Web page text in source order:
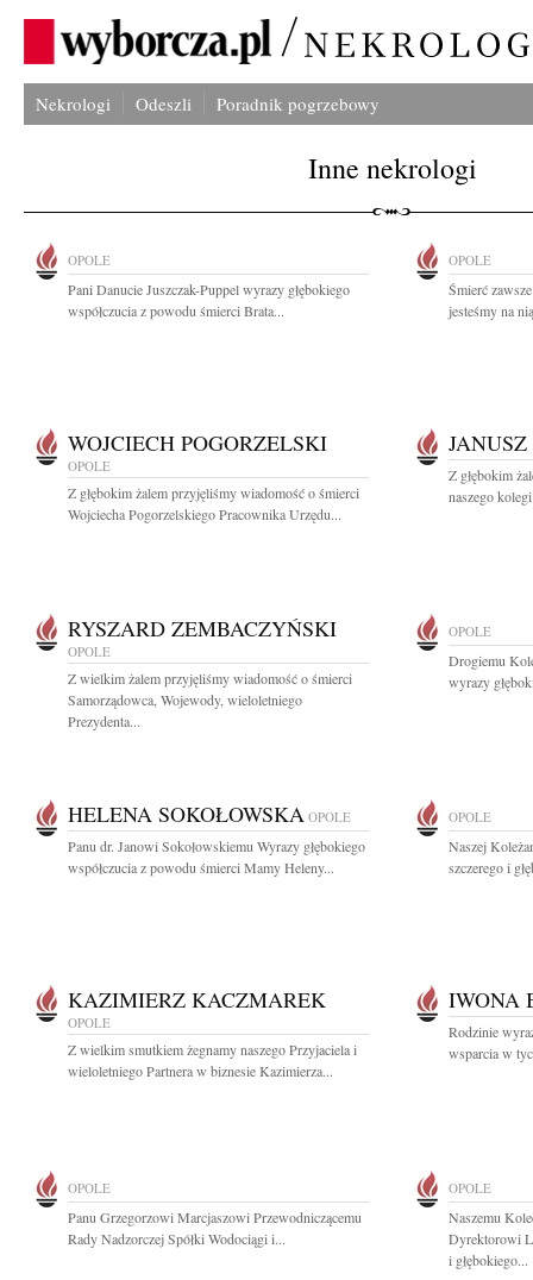
Nekrologi Odeszli Poradnik pogrzebowy
Inne nekrologi
OPOLE
Pani Danucie Juszczak-Puppel wyrazy głębokiego
współczucia z powodu śmierci Brata...
OPOLE
Śmierć
jesteśmy na
WOJCIECH POGORZELSKI
OPOLE
Z głębokim żalem przyjęliśmy wiadomość o śmierci
Wojciecha Pogorzelskiego Pracownika Urzędu...
Z głębokim
naszego
RYSZARD ZEMBACZYŃSKI
OPOLE
Z wielkim żalem przyjęliśmy wiadomość o śmierci
Samorządowca, Wojewody, wieloletniego
Prezydenta...
OPOLE
Drogiemu
wyrazy
HELENA SOKOŁOWSKA OPOLE
Panu dr. Janowi Sokołowskiemu Wyrazy głębokiego
współczucia z powodu śmierci Mamy Heleny...
OPOLE
Naszej
szczerego i
KAZIMIERZ KACZMAREK
OPOLE
Z wielkim smutkiem żegnamy naszego Przyjaciela i
wieloletniego Partnera w biznesie Kazimierza...
IWONA
Rodzinie
wsparcia w
OPOLE
Panu Grzegorzowi Marcjaszowi Przewodniczącemu
Rady Nadzorczej Spółki Wodociągi i...
OPOLE
Naszemu
Dyrektorowi
i głębokiego...